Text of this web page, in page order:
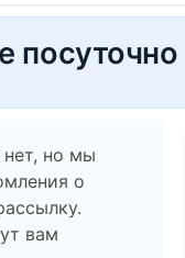
посуточно
но мы
о
вам